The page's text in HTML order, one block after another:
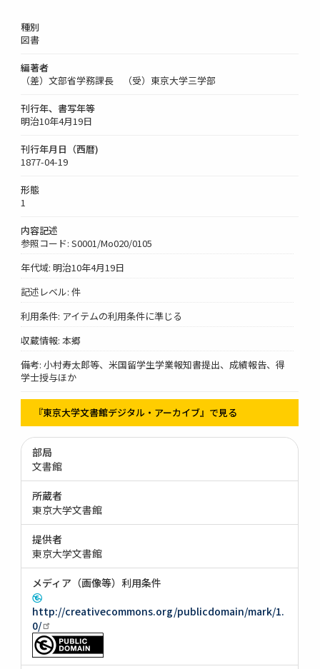
種別
図書
編著者
（差）文部省学務課長 （受）東京大学三学部
刊行年、書写年等
明治10年4月19日
刊行年月日（西暦)
1877-04-19
形態
1
内容記述
参照コード: S0001/Mo020/0105
年代域: 明治10年4月19日
記述レベル: 件
利用条件: アイテムの利用条件に準じる
収蔵情報: 本郷
備考: 小村寿太郎等、米国留学生学業報知書提出、成績報告、得
学士授与ほか
『東京大学文書館デジタル・アーカイブ』で見る
部局
文書館
所蔵者
東京大学文書館
提供者
東京大学文書館
メディア（画像等）利用条件
http://creativecommons.org/publicdomain/mark/1.
0/